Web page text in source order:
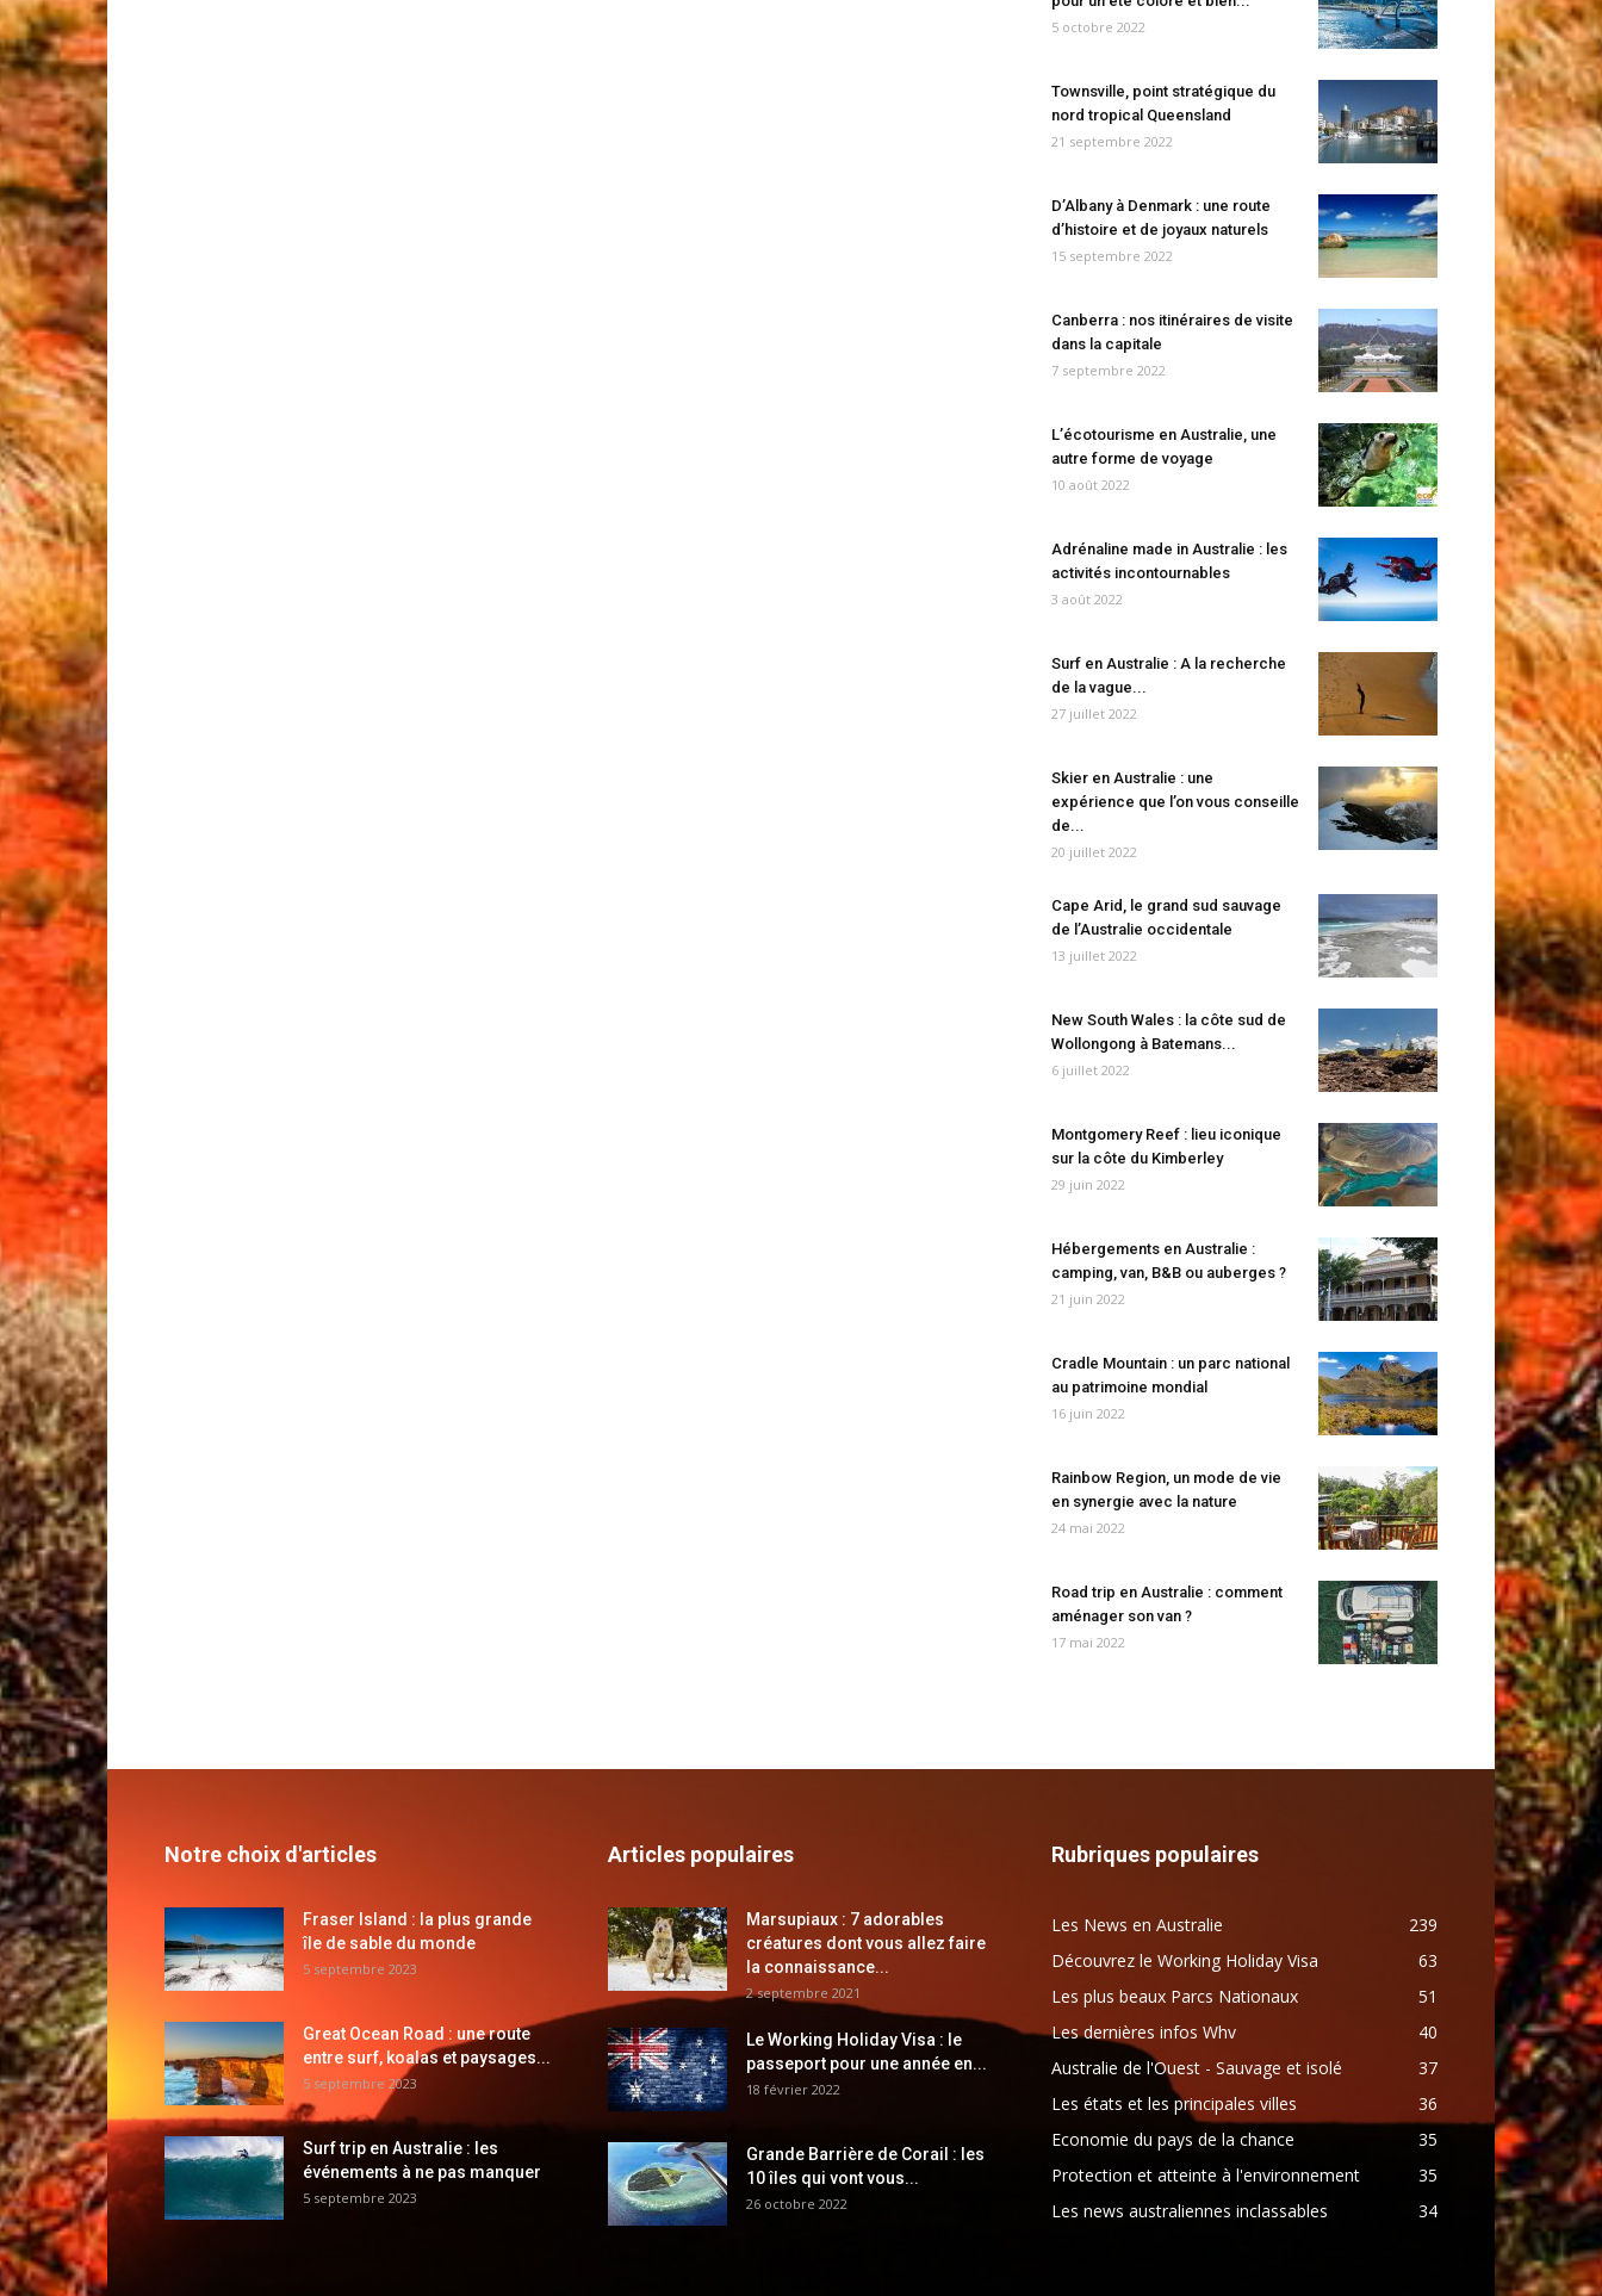
5 octobre 2022
Townsville, point stratégique du
nord tropical Queensland
21 septembre 2022
D’Albany à Denmark : une route
d’histoire et de joyaux naturels
15 septembre 2022
Canberra : nos itinéraires de visite
dans la capitale
7 septembre 2022
L’écotourisme en Australie, une
autre forme de voyage
10 août 2022
Adrénaline made in Australie : les
activités incontournables
3 août 2022
Surf en Australie : A la recherche
de la vague...
27 juillet 2022
Skier en Australie : une
expérience que l’on vous conseille
de...
20 juillet 2022
Cape Arid, le grand sud sauvage
de l’Australie occidentale
13 juillet 2022
New South Wales : la côte sud de
Wollongong à Batemans...
6 juillet 2022
Montgomery Reef : lieu iconique
sur la côte du Kimberley
29 juin 2022
Hébergements en Australie :
camping, van, B&B ou auberges ?
21 juin 2022
Cradle Mountain : un parc national
au patrimoine mondial
16 juin 2022
Rainbow Region, un mode de vie
en synergie avec la nature
24 mai 2022
Road trip en Australie : comment
aménager son van ?
17 mai 2022
Notre choix d'articles
Fraser Island : la plus grande
île de sable du monde
5 septembre 2023
Great Ocean Road : une route
entre surf, koalas et paysages...
5 septembre 2023
Surf trip en Australie : les
événements à ne pas manquer
5 septembre 2023
Articles populaires
Marsupiaux : 7 adorables
créatures dont vous allez faire
la connaissance...
2 septembre 2021
Le Working Holiday Visa : le
passeport pour une année en...
18 février 2022
Grande Barrière de Corail : les
10 îles qui vont vous...
26 octobre 2022
Rubriques populaires
Les News en Australie
239
Découvrez le Working Holiday Visa
63
Les plus beaux Parcs Nationaux
51
Les dernières infos Whv
40
Australie de l'Ouest - Sauvage et isolé
37
Les états et les principales villes
36
Economie du pays de la chance
35
Protection et atteinte à l'environnement
35
Les news australiennes inclassables
34